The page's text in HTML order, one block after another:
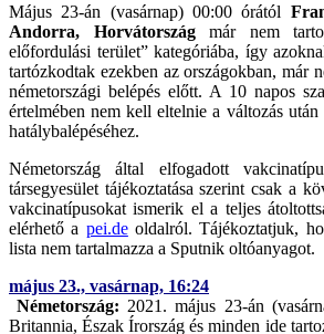
Május 23-án (vasárnap) 00:00 órától
Andorra, Horvátországmár nem
előfordulási terület” kategóriába, így
tartózkodtak ezekben az országokban, már
németországi belépés előtt. A 10 napos
értelmében nem kell eltelnie a változás
hatálybalépéséhez.
Németország által elfogadott
társegyesület tájékoztatása szerint csak a
vakcinatípusokat ismerik el a teljes
elérhető a pei.deoldalról. Tájékoztatjuk,
lista nem tartalmazza a Sputnik oltóanyagot.
május 23., vasárnap, 16:24
Németország: 2021. május 23-án
Britannia, Észak Írország és minden ide